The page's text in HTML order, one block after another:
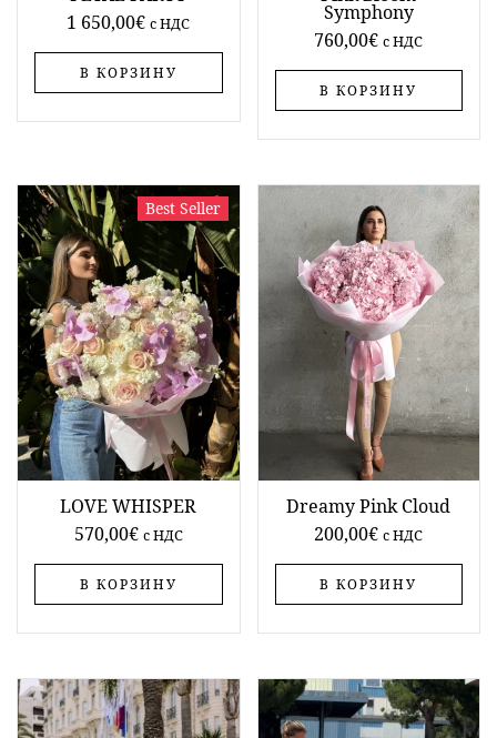
1 650,00€ c НДС
В КОРЗИНУ
Symphony
760,00€ c НДС
В КОРЗИНУ
Best Seller
LOVE WHISPER
570,00€ c НДС
В КОРЗИНУ
Dreamy Pink Cloud
200,00€ c НДС
В КОРЗИНУ